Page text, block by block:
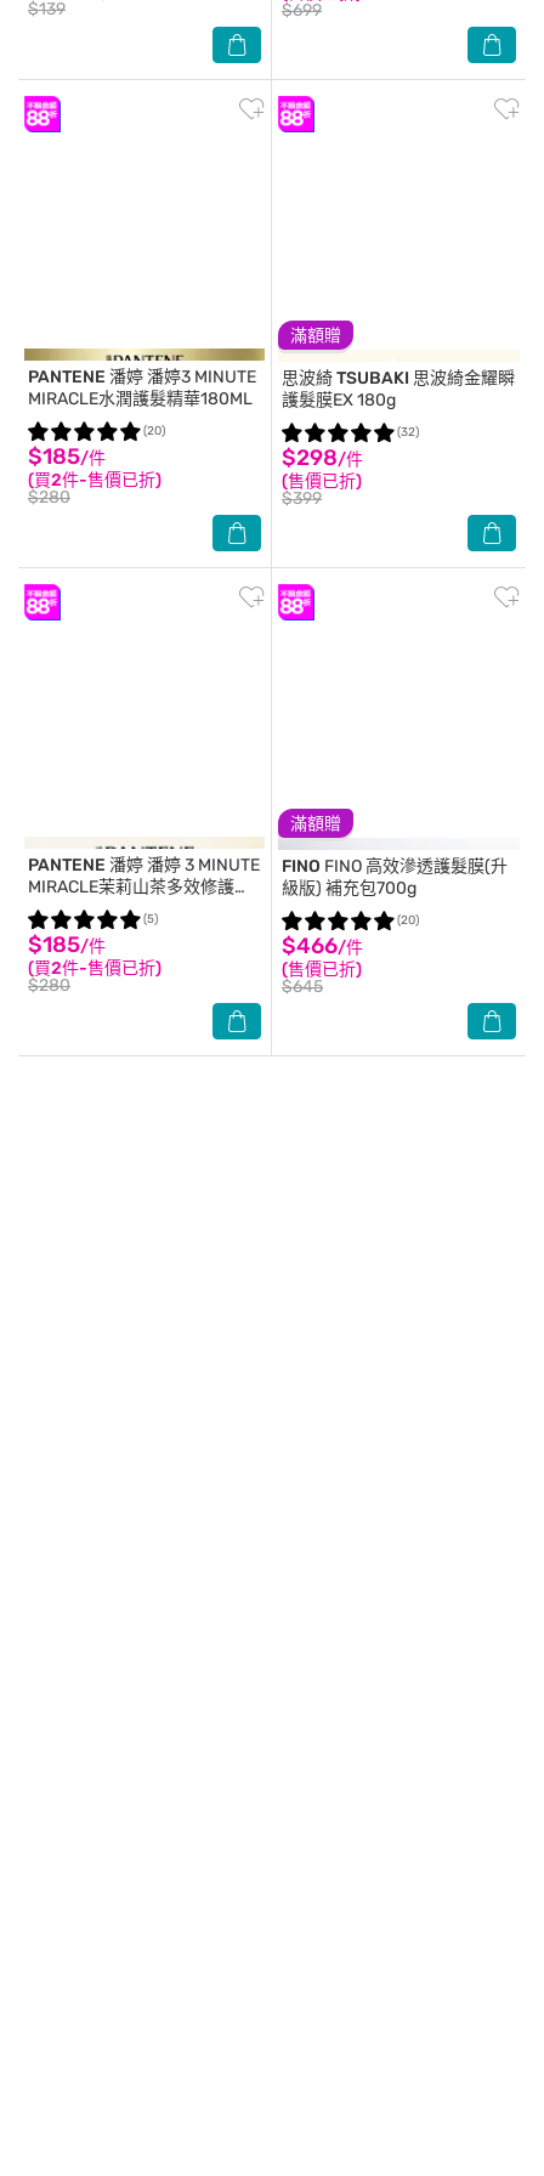
$139
$699
PANTENE 潘婷潘婷3 MINUTE
MIRACLE水潤護髮精華180ML
$185/件
(買2件-售價已折)
$280
(20)
滿額贈
思波綺 TSUBAKI 思波綺金耀瞬
護髮膜EX 180g
$298/件
(售價已折)
$399
(32)
PANTENE 潘婷潘婷 3 MINUTE
MIRACLE茉莉山茶多效修護護
髮精華180ml
$185/件
(買2件-售價已折)
$280
(5)
滿額贈
FINO FINO 高效滲透護髮膜(升
級版) 補充包700g
$466/件
(售價已折)
$645
(20)